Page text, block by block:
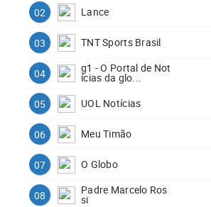
02 Lance
03 TNT Sports Brasil
04 g1 - O Portal de Not
ícias da glo...
05 UOL Notícias
06 Meu Timão
07 O Globo
08 Padre Marcelo Ros
si